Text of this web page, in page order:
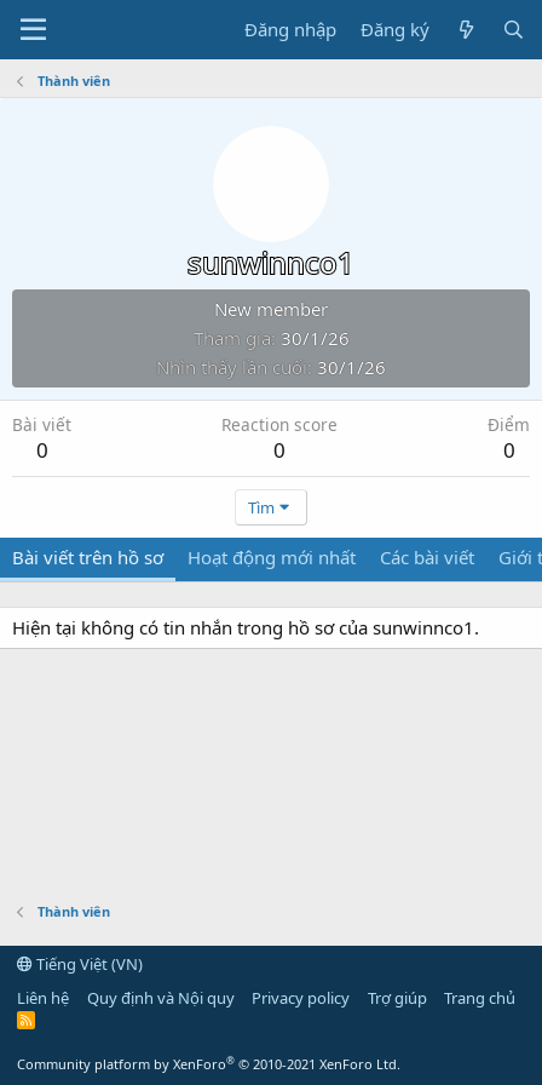
Đăng nhập Đăng ký
Thành viên
sunwinnco1
New member
Tham gia 30/1/26
Nhìn thấy lần cuối 30/1/26
Bài viết
0
Reaction score
0
Điểm
0
Tìm
Bài viết trên hồ sơ Hoạt động mới nhất Các bài viết Giới
Hiện tại không có tin nhắn trong hồ sơ của sunwinnco1.
Thành viên
Tiếng Việt (VN)
Liên hệ
Quy định và Nội quy Privacy policy Trợ giúp Trang chủ
R
Community platform by XenForo® © 2010-2021 XenForo Ltd.